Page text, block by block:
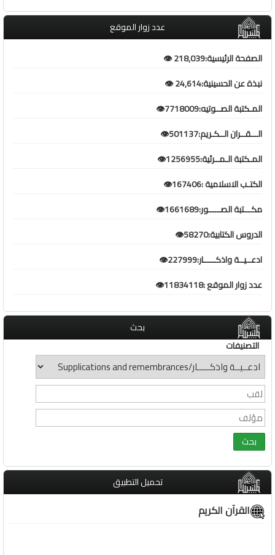
عدد زوار الموقع
الصفحة الرئيسية:218,039 👁️
نبذة عن الحسينية:24,614 👁️
المـكتبة الصــوتيه:7718009👁️
الـــقــران الــكـريم:501137👁️
المـكتبة الـمــرئية:1256955👁️
الكتـب الاسلامية :167406👁️
مكـــتبة الصـــــور:1661689👁️
الدروس الكتابية:58270👁️
ادعــيــة واذكـــــار:227999👁️
عدد زوار الموقع :11834118👁️
بحث
التصنيفات
تحميل التطبيق
القرآن الكريم